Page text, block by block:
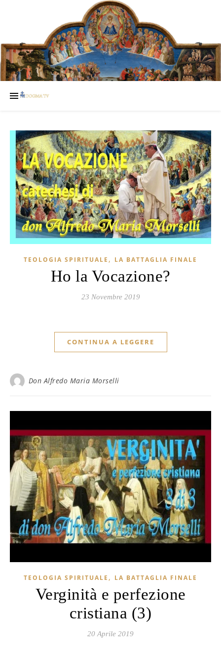
TEOLOGIA SPIRITUALE , LA BATTAGLIA FINALE
Ho la Vocazione?
23 Novembre 2019
CONTINUA A LEGGERE
Don Alfredo Maria Morselli
TEOLOGIA SPIRITUALE , LA BATTAGLIA FINALE
Verginità e perfezione
cristiana (3)
20 Aprile 2019